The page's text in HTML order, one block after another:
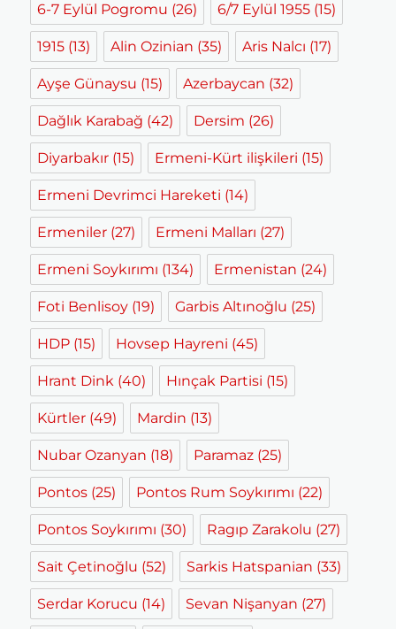
6-7 Eylül Pogromu (26) 6/7 Eylül 1955 (15)
1915 (13) Alin Ozinian (35) Aris Nalcı (17)
Ayşe Günaysu (15) Azerbaycan (32)
Dağlık Karabağ (42) Dersim (26)
Diyarbakır (15) Ermeni-Kürt ilişkileri (15)
Ermeni Devrimci Hareketi (14)
Ermeniler (27) Ermeni Malları (27)
Ermeni Soykırımı (134) Ermenistan (24)
Foti Benlisoy (19) Garbis Altınoğlu (25)
HDP (15) Hovsep Hayreni (45)
Hrant Dink (40) Hınçak Partisi (15)
Kürtler (49) Mardin (13)
Nubar Ozanyan (18) Paramaz (25)
Pontos (25) Pontos Rum Soykırımı (22)
Pontos Soykırımı (30) Ragıp Zarakolu (27)
Sait Çetinoğlu (52) Sarkis Hatspanian (33)
Serdar Korucu (14) Sevan Nişanyan (27)